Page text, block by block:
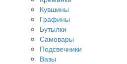
Кувшины
Графины
Бутылки
Самовары
Подсвечники
Вазы